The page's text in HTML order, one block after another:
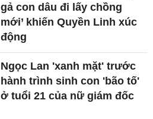
gả con dâu đi lấy chồng
mới’ khiến Quyền Linh xúc
động
Ngọc Lan 'xanh mặt' trước
hành trình sinh con 'bão tố'
ở tuổi 21 của nữ giám đốc